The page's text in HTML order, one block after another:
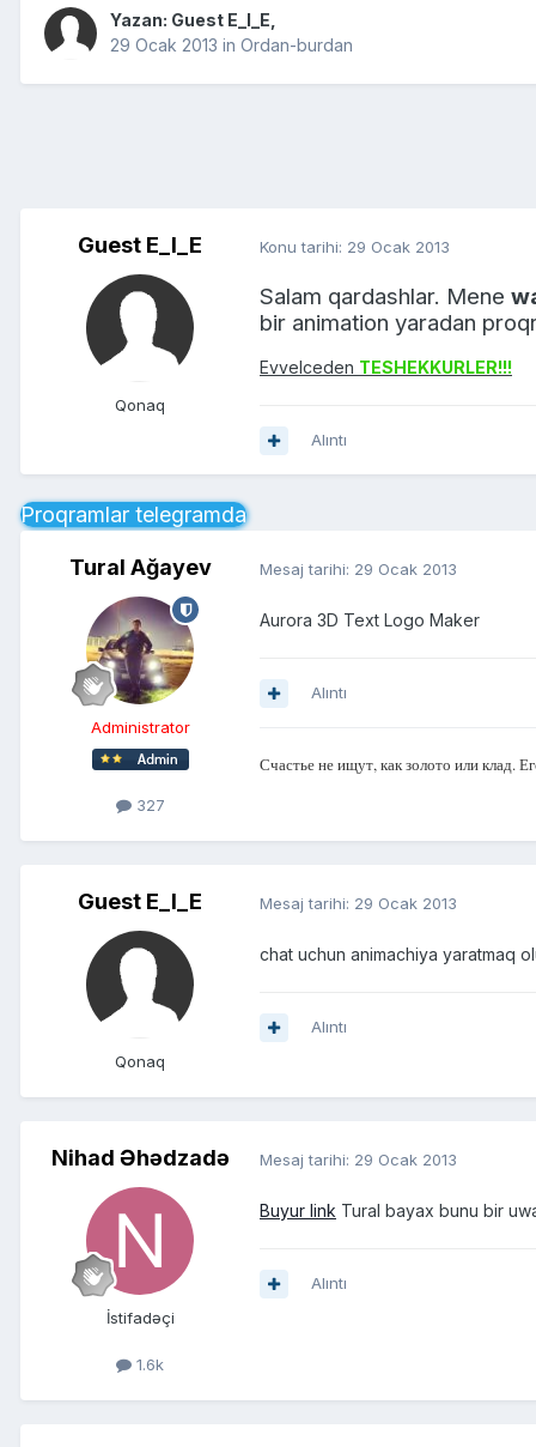
Yazan: Guest E_I_E,
29 Ocak 2013 in Ordan-burdan
Guest E_I_E
Qonaq
Konu tarihi: 29 Ocak 2013
Salam qardashlar. Mene
bir animation yaradan
Evvelceden TESHEKKURLER!!!
Alıntı
Proqramlar telegramda
Tural Ağayev
Administrator
327
Mesaj tarihi: 29 Ocak 2013
Aurora 3D Text Logo Maker
Alıntı
Счастье не ищут, как золото или клад.
Guest E_I_E
Qonaq
Mesaj tarihi: 29 Ocak 2013
chat uchun animachiya yaratmaq
Alıntı
Nihad Əhədzadə
İstifadəçi
1.6k
Mesaj tarihi: 29 Ocak 2013
Buyur link Tural bayax bunu bir
Alıntı